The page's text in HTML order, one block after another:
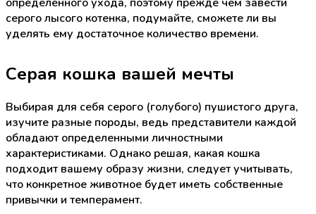
серого лысого котенка, подумайте, сможете ли вы
уделять ему достаточное количество времени.
Серая кошка вашей мечты
Выбирая для себя серого (голубого) пушистого друга,
изучите разные породы, ведь представители каждой
обладают определенными личностными
характеристиками. Однако решая, какая кошка
подходит вашему образу жизни, следует учитывать,
что конкретное животное будет иметь собственные
привычки и темперамент.